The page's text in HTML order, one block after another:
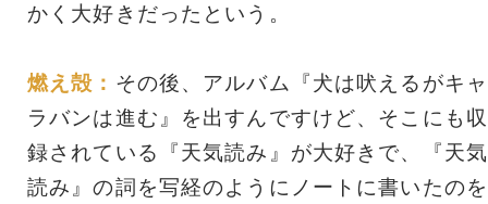
かく大好きだったという。
燃え殻： その後、アルバム『犬は吠えるがキャ
ラバンは進む』を出すんですけど、そこにも収
録されている『天気読み』が大好きで、『天気
読み』の詞を写経のようにノートに書いたのを